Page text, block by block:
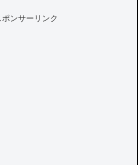
ポンサーリンク